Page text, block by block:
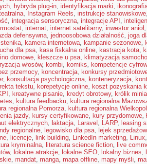
, hybryda plug-in, identyfikacja marki,
, Instagram Reels, instrukcje stanowiskowe
, integracja sensoryczna, integracje API ,
, internat, internet satelitarny, inwestor anioł
defensywna, jednoosobowa działalność, joga
, kamera internetowa, kampanie sezonowe,
dla psa, kasa fiskalna online, kastracja kota,
domowe, kleszcze u psa, klimatyzacja
włosów, kombi, komiks, kompetencje
przemocy, koncentracja, konkursy
, konsultacja psychologiczna, konteneryzacja,
tekstu, korepetycje online, koszt pozyskania
, kreatywne pisanie, kredyt obrotowy, królik
, kultura feedbacku, kultura regionalna
regionalna Pomorza, kultura regionalna
jazdy, kursy certyfikowane, kury przydomowe,
elektrycznych, laktacja, Laravel , LARP, leasing
regionalne, legowisko dla psa, lejek
, licencje, link building, LinkedIn marketing, Linux
kryminalna, literatura science fiction, live
, lokalne atrakcje, lokalne SEO, lokalny biznes,
, mandat, manga, mapa offline, mapy myśli,